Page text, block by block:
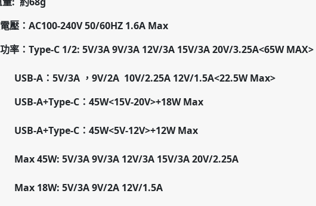
壓：AC100-240V 50/60HZ 1.6A Max
率：Type-C 1/2: 5V/3A 9V/3A 12V/3A 15V/3A 20V/3.25A<65W MAX>
A：5V/3A ，9V/2A 10V/2.25A 12V/1.5A<22.5W Max>
A+Type-C：45W<15V-20V>+18W Max
A+Type-C：45W<5V-12V>+12W Max
45W: 5V/3A 9V/3A 12V/3A 15V/3A 20V/2.25A
18W: 5V/3A 9V/2A 12V/1.5A